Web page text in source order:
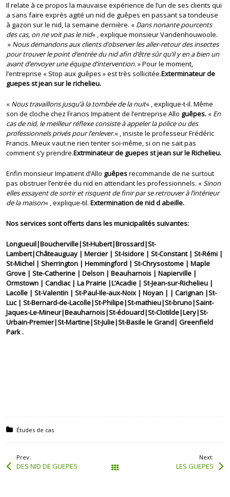
Il relate à ce propos la mauvaise expérience de l’un de ses clients qui
a sans faire exprès agité un nid de guêpes en passant sa tondeuse
à gazon sur le nid, la semaine dernière. « Dans nonante pourcents
des cas, on ne voit pas le nid« , explique monsieur Vandenhouwoole.
» Nous demandons aux clients d’observer les aller-retour des insectes
pour trouver le point d’entrée du nid afin d’être sûr qu’il y en a bien un
avant d’envoyer une équipe d’intervention.» Pour le moment,
l’entreprise « Stop aux guêpes » est très sollicitée.Exterminateur de
guepes st jean sur le richelieu.
« Nous travaillons jusqu’à la tombée de la nuit« , explique-t-il. Même
son de cloche chez Francis Impatient de l’entreprise Allo guêpes. « En
cas de nid, le meilleur réflexe consiste à appeler la police ou des
professionnels privés pour l’enlever.« , insiste le professeur Frédéric
Francis. Mieux vaut ne rien tenter soi-même, si on ne sait pas
comment s’y prendre.Extrminateur de guepes st jean sur le Richelieu.
Enfin monsieur Impatient d’Allo guêpesrecommande de ne surtout
pas obstruer l’entrée du nid en attendant les professionnels. «Sinon
elles essayent de sortir et risquent de finir par se retrouver à l’intérieur
de la maison« , explique-til. Extermination de nid d abeille.
Nos services sont offerts dans les municipalités suivantes:
Longueuil|Boucherville|St-Hubert|Brossard|St-
Lambert|Châteauguay | Mercier | St-Isidore | St-Constant | St-Rémi |
St-Michel | Sherrington | Hemmingford | St-Chrysostome | Maple
Grove | Ste-Catherine | Delson | Beauharnois | Napierville |
Ormstown | Candiac | La Prairie |L’Acadie | St-Jean-sur-Richelieu |
Lacolle | St-Valentin | St-Paul-Ile-aux-Noix | Noyan | | Carignan |St-
Luc | St-Bernard-de-Lacolle|St-Philipe|St-mathieu|St-bruno|Saint-
Jaques-Le-Mineur|Beauharnois|St-édouard|St-Clotilde|Lery|St-
Urbain-Premier|St-Martine|St-Julie|St-Basile le Grand| Greenfield
Park .
Posted in:
Études de cas
Prev:
DES NID DE GUEPES
Next:
LES GUEPES